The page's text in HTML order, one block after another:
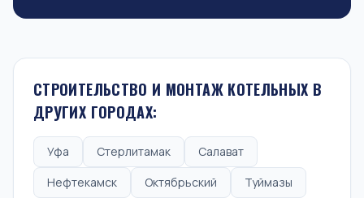
СТРОИТЕЛЬСТВО И МОНТАЖ КОТЕЛЬНЫХ В
ДРУГИХ ГОРОДАХ:
Уфа Стерлитамак
Салават
Нефтекамск
Октябрьский
Туймазы